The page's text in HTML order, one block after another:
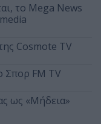
το Mega News
Cosmote TV
Σπορ FM TV
ως «Μήδεια»